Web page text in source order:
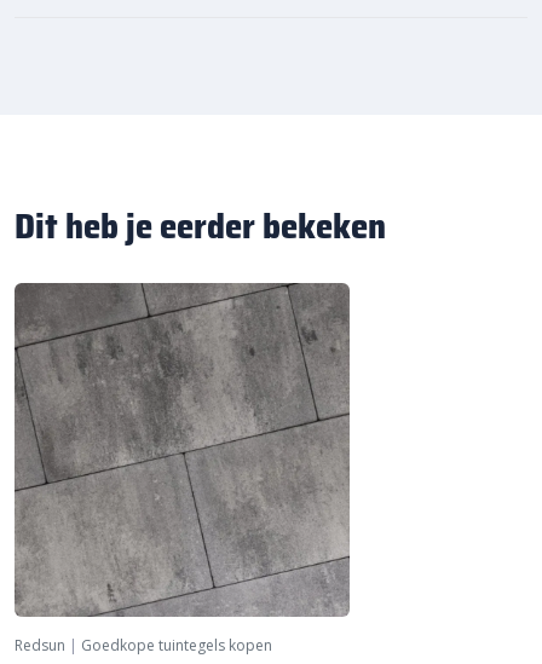
Dit heb je eerder bekeken
Redsun | Goedkope tuintegels kopen